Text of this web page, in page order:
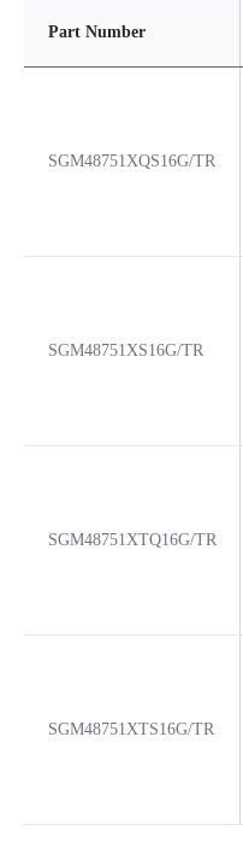
Part Number
SGM48751XQS16G/TR
SGM48751XS16G/TR
SGM48751XTQ16G/TR
SGM48751XTS16G/TR